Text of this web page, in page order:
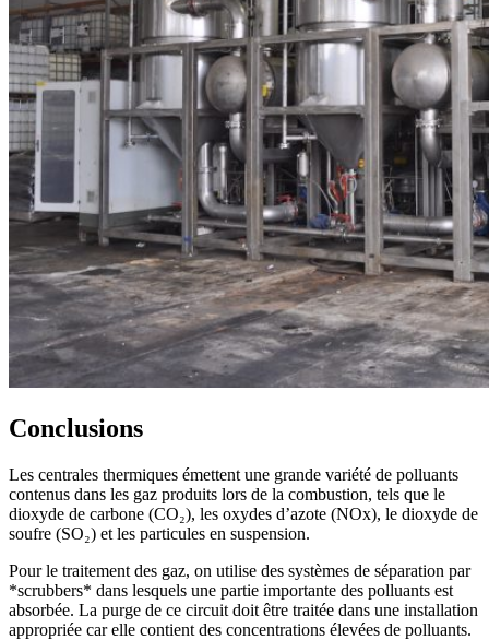
Conclusions
Les centrales thermiques émettent une grande variété de polluants
contenus dans les gaz produits lors de la combustion, tels que le
dioxyde de carbone (CO₂), les oxydes d’azote (NOx), le dioxyde de
soufre (SO₂) et les particules en suspension.
Pour le traitement des gaz, on utilise des systèmes de séparation par
*scrubbers* dans lesquels une partie importante des polluants est
absorbée. La purge de ce circuit doit être traitée dans une installation
appropriée car elle contient des concentrations élevées de polluants.